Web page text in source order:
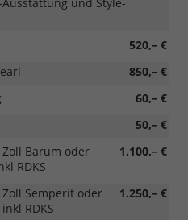
520,– €
850,– €
60,– €
50,– €
1.100,– €
Barum oder
RDKS
1.250,– €
Semperit oder
RDKS